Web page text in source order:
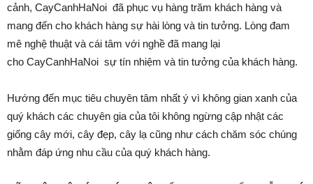
cảnh, CayCanhHaNoi đã phục vụ hàng trăm khách hàng và
mang đến cho khách hàng sự hài lòng và tin tưởng. Lòng đam
mê nghệ thuật và cái tâm với nghề đã mang lại
cho CayCanhHaNoi sự tín nhiệm và tin tưởng của khách hàng.
Hướng đến mục tiêu chuyên tâm nhất ý vì không gian xanh của
quý khách các chuyên gia của tôi không ngừng cập nhật các
giống cây mới, cây đẹp, cây lạ cũng như cách chăm sóc chúng
nhằm đáp ứng nhu cầu của quý khách hàng.